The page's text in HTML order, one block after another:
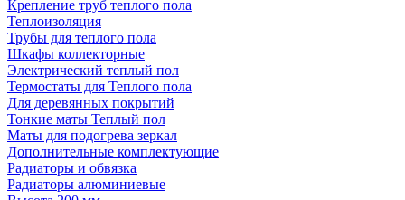
Крепление труб теплого пола
Теплоизоляция
Трубы для теплого пола
Шкафы коллекторные
Электрический теплый пол
Термостаты для Теплого пола
Для деревянных покрытий
Тонкие маты Теплый пол
Маты для подогрева зеркал
Дополнительные комплектующие
Радиаторы и обвязка
Радиаторы алюминиевые